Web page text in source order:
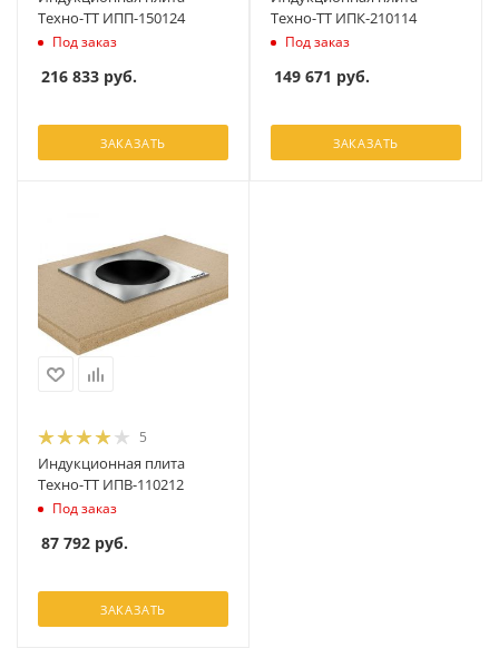
Техно-ТТ ИПП-150124
Под заказ
216 833 руб.
ЗАКАЗАТЬ
Техно-ТТ ИПК-210114
Под заказ
149 671 руб.
ЗАКАЗАТЬ
5
Индукционная плита
Техно-ТТ ИПВ-110212
Под заказ
87 792 руб.
ЗАКАЗАТЬ